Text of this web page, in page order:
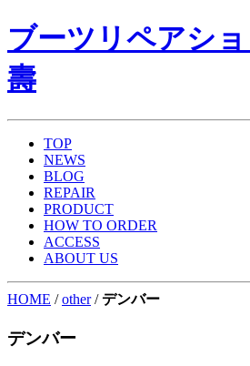
ブーツリペアシ
壽
TOP
NEWS
BLOG
REPAIR
PRODUCT
HOW TO ORDER
ACCESS
ABOUT US
HOME /other/デンバー
デンバー